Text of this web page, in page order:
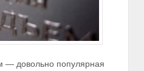
— довольно популярная